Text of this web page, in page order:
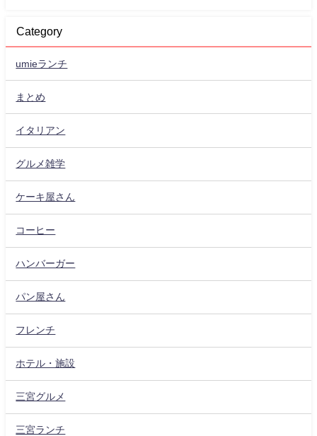
Category
umieランチ
まとめ
イタリアン
グルメ雑学
ケーキ屋さん
コーヒー
ハンバーガー
パン屋さん
フレンチ
ホテル・施設
三宮グルメ
三宮ランチ